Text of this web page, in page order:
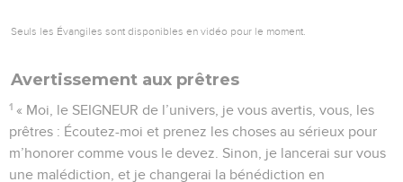
Seuls les Évangiles sont disponibles en vidéo pour le moment.
Avertissement aux prêtres
1 « Moi, le SEIGNEUR de l’univers, je vous avertis, vous, les
prêtres : Écoutez-moi et prenez les choses au sérieux pour
m’honorer comme vous le devez. Sinon, je lancerai sur vous
une malédiction, et je changerai la bénédiction en